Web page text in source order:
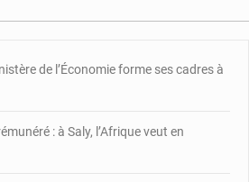
de l’Économie forme ses cadres à
: à Saly, l’Afrique veut en